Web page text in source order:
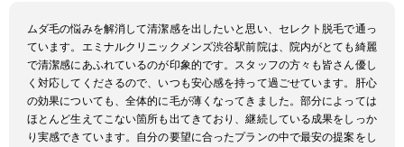
ムダ毛の悩みを解消して清潔感を出したいと思い、セレクト脱毛で通っ
ています。エミナルクリニックメンズ渋谷駅前院は、院内がとても綺麗
で清潔感にあふれているのが印象的です。スタッフの方々も皆さん優し
く対応してくださるので、いつも安心感を持って過ごせています。肝心
の効果についても、全体的に毛が薄くなってきました。部分によっては
ほとんど生えてこない箇所も出てきており、継続している成果をしっか
り実感できています。自分の要望に合ったプランの中で最安の提案をし